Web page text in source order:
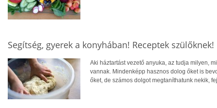
Segítség, gyerek a konyhában! Receptek szülőknek!
Aki háztartást vezető anyuka, az tudja milyen,
vannak. Mindenképp hasznos dolog őket is
őket, de számos dolgot megtaníthatunk nekik,